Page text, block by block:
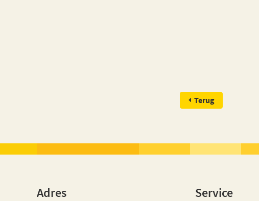
Terug
Adres Service